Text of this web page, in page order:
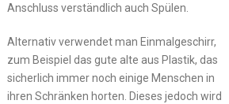
Anschluss verständlich auch Spülen.
Alternativ verwendet man Einmalgeschirr,
zum Beispiel das gute alte aus Plastik, das
sicherlich immer noch einige Menschen in
ihren Schränken horten. Dieses jedoch wird